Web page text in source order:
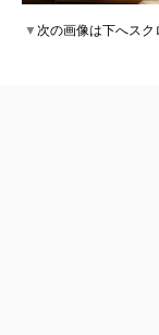
▼次の画像は下へス